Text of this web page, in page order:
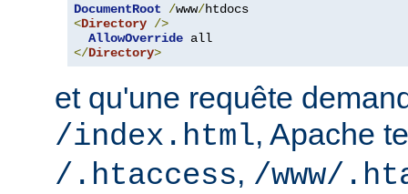
DocumentRoot /www/
<Directory />
AllowOverride
</Directory>
et qu'une requête
/index.html, Apache
/.htaccess, /www/